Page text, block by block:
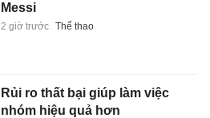
Messi
2 giờ trước Thể thao
Rủi ro thất bại giúp làm việc
nhóm hiệu quả hơn